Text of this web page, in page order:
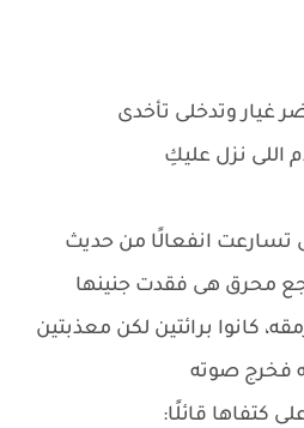
غيار وتدخلى تأخدى
نزل عليكِ
تسارعت انفعالًا من حديث
محرق هى فقدت جنينها
كانوا برائتين لكن معذبتين
فخرج صوته
كتفاها قائلًا: